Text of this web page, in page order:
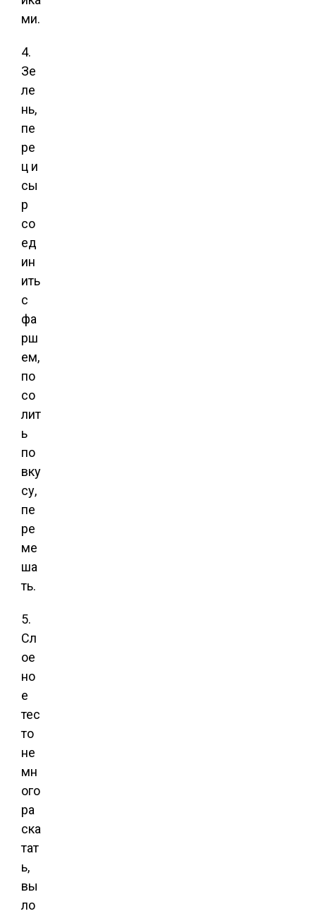
ми.
4.
Зе
ле
нь,
пе
ре
ц и
сы
р
со
ед
ин
ить
с
фа
рш
ем,
по
со
лит
ь
по
вку
су,
пе
ре
ме
ша
ть.
5.
Сл
ое
но
е
тес
то
не
мн
ого
ра
ска
тат
ь,
вы
ло